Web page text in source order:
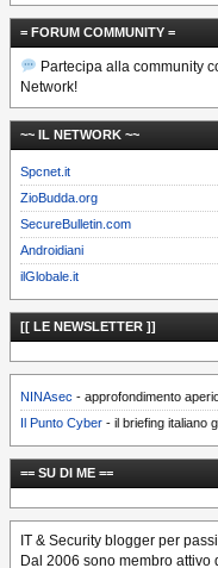
= FORUM COMMUNITY =
Partecipa alla community
Network!
~~ IL NETWORK ~~
Spcnet.it
ZioBudda.org
SecureBulletin.com
Androidiani
ilGlobale.it
[[ LE NEWSLETTER ]]
NINAsec - approfondimento
Il Punto Cyber - il briefing italiano
== SU DI ME ==
IT & Security blogger per
Dal 2006 sono membro